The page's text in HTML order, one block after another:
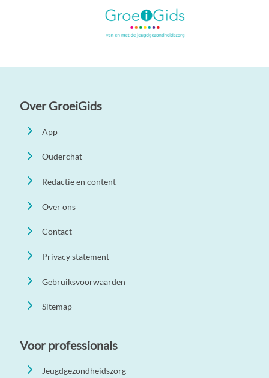
Over GroeiGids
App
Ouderchat
Redactie en content
Over ons
Contact
Privacy statement
Gebruiksvoorwaarden
Sitemap
Voor professionals
Jeugdgezondheidszorg